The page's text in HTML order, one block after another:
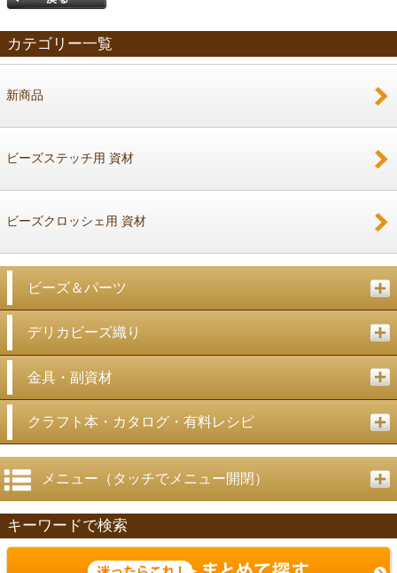
カテゴリー一覧
新商品
ビーズステッチ用 資材
ビーズクロッシェ用 資材
ビーズ＆パーツ
デリカビーズ織り
金具・副資材
クラフト本・カタログ・有料レシピ
メニュー（タッチでメニュー開閉）
キーワードで検索